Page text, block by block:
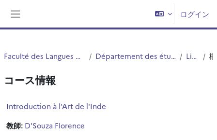
ログイン
Faculté des Langues Cultures et Sociétés (FLCS) Département des études anglophones - Angellier Licence 2
コース情報
Introduction à l'Art de l'Inde
教師: D'Souza Florence